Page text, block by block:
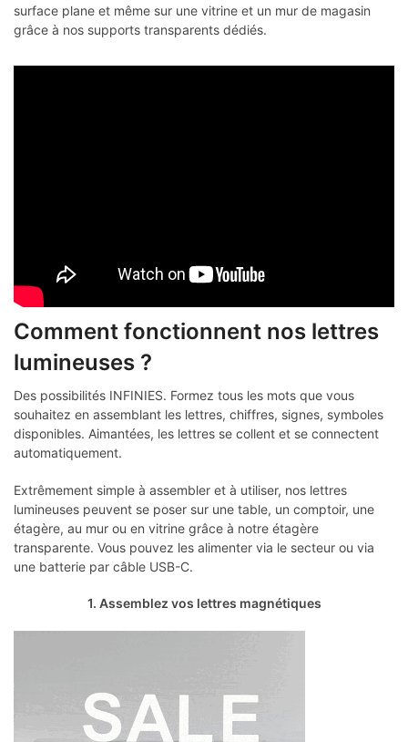
surface plane et même sur une vitrine et un mur de magasin
grâce à nos supports transparents dédiés.
Comment fonctionnent nos lettres
lumineuses ?
Des possibilités INFINIES. Formez tous les mots que vous
souhaitez en assemblant les lettres, chiffres, signes, symboles
disponibles. Aimantées, les lettres se collent et se connectent
automatiquement.
Extrêmement simple à assembler et à utiliser, nos lettres
lumineuses peuvent se poser sur une table, un comptoir, une
étagère, au mur ou en vitrine grâce à notre étagère
transparente. Vous pouvez les alimenter via le secteur ou via
une batterie par câble USB-C.
1. Assemblez vos lettres magnétiques